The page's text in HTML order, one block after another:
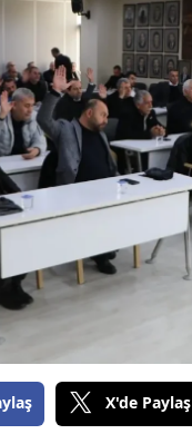
Bartın
Ardahan
Iğdır
Yalova
Karabük
Kilis
Osmaniye
Düzce
X'de Paylaş